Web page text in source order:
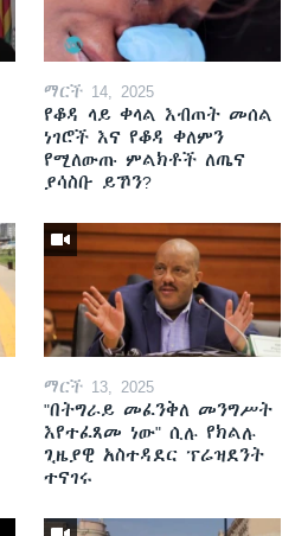
ማርች 14, 2025
የቆዳ ላይ ቀላል እብጠት መሰል
ነገሮች እና የቆዳ ቀለምን
የሚለውጡ ምልክቶች ለጤና
ያሳስቡ ይኾን?
ማርች 13, 2025
"በትግራይ መፈንቅለ መንግሥት
እየተፈጸመ ነው" ሲሉ የክልሉ
ጊዜያዊ አስተዳደር ፕሬዝደንት
ተናገሩ